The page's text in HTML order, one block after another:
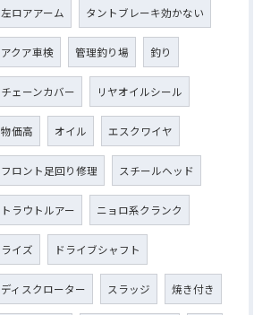
左ロアアーム タントブレーキ効かない
アクア車検 管理釣り場 釣り
チェーンカバー リヤオイルシール
物価高 オイル エスクワイヤ
フロント足回り修理 スチールヘッド
トラウトルアー ニョロ系クランク
ライズ ドライブシャフト
ディスクローター スラッジ 焼き付き